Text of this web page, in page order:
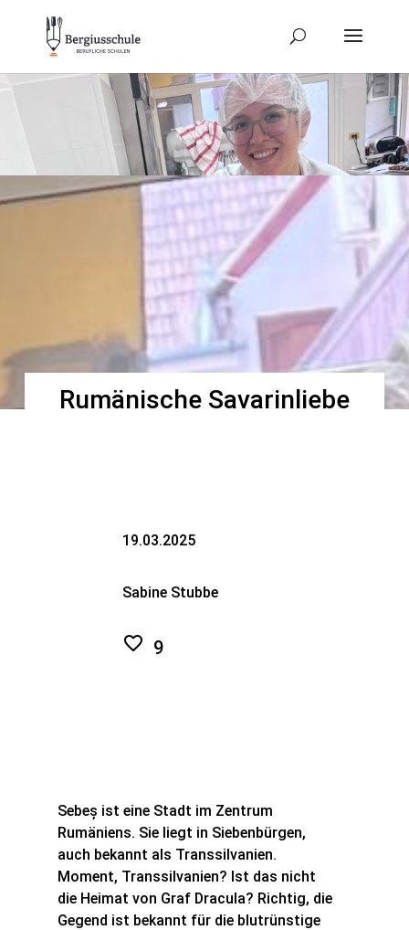
Rumänische Savarinliebe
19.03.2025
Sabine Stubbe
9
Sebeș ist eine Stadt im Zentrum
Rumäniens. Sie liegt in Siebenbürgen,
auch bekannt als Transsilvanien.
Moment, Transsilvanien? Ist das nicht
die Heimat von Graf Dracula? Richtig, die
Gegend ist bekannt für die blutrünstige